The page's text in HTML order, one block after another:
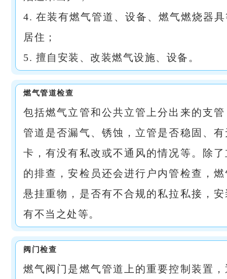
4. 在装有燃气管道、设备、燃气燃烧器
居住；
5. 擅自安装、改装燃气设施、设备。
燃气管道检查
包括燃气立管和公共立管上分出来的支
管道是否漏气、锈蚀，立管是否稳固、
卡，有没有私改或不通风的情况等。除
的排查，安检员还会进行户内管检查，
悬挂重物，是否有不合规的私拉私接，
有不当之处等。
阀门检查
燃气阀门是燃气管道上的重要控制装置